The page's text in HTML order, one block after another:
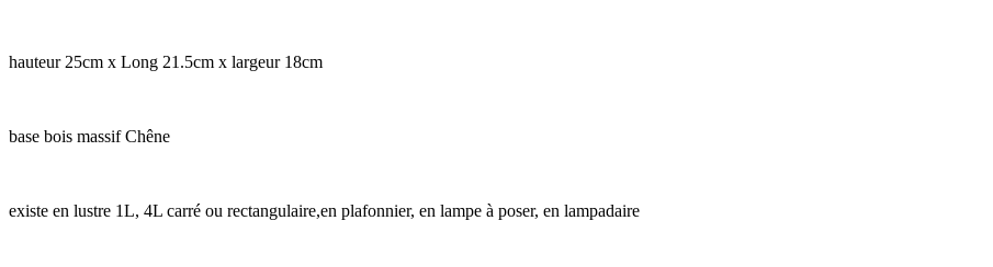
hauteur 25cm x Long 21.5cm x largeur 18cm
base bois massif Chêne
existe en lustre 1L, 4L carré ou rectangulaire,en plafonnier, en lampe à poser, en lampadaire